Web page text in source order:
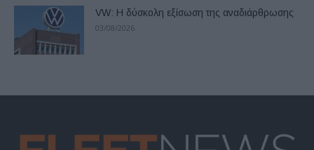
VW: Η δύσκολη εξίσωση της αναδιάρθρωσης
03/08/2026